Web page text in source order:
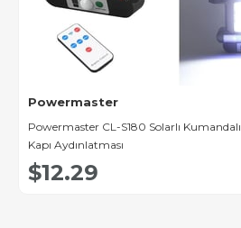
Powermaster
Powermaster CL-S180 Solarlı
Kapı Aydınlatması
$12.29